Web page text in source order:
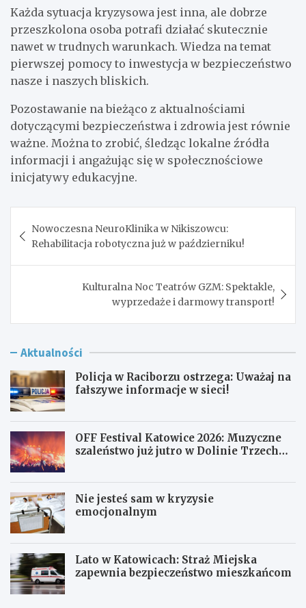
Każda sytuacja kryzysowa jest inna, ale dobrze
przeszkolona osoba potrafi działać skutecznie
nawet w trudnych warunkach. Wiedza na temat
pierwszej pomocy to inwestycja w bezpieczeństwo
nasze i naszych bliskich.
Pozostawanie na bieżąco z aktualnościami
dotyczącymi bezpieczeństwa i zdrowia jest równie
ważne. Można to zrobić, śledząc lokalne źródła
informacji i angażując się w społecznościowe
inicjatywy edukacyjne.
wpisu
Nowoczesna NeuroKlinika w Nikiszowcu:
Rehabilitacja robotyczna już w październiku!
Kulturalna Noc Teatrów GZM: Spektakle,
wyprzedaże i darmowy transport!
Aktualności
Policja w Raciborzu ostrzega: Uważaj na
fałszywe informacje w sieci!
OFF Festival Katowice 2026: Muzyczne
szaleństwo już jutro w Dolinie Trzech
Nie jesteś sam w kryzysie
emocjonalnym
Lato w Katowicach: Straż Miejska
zapewnia bezpieczeństwo mieszkańcom
P
O